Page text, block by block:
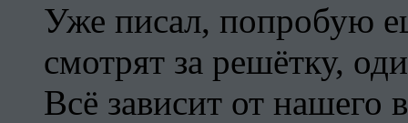
Уже писал, попробую
смотрят за решётку,
Всё зависит от нашего